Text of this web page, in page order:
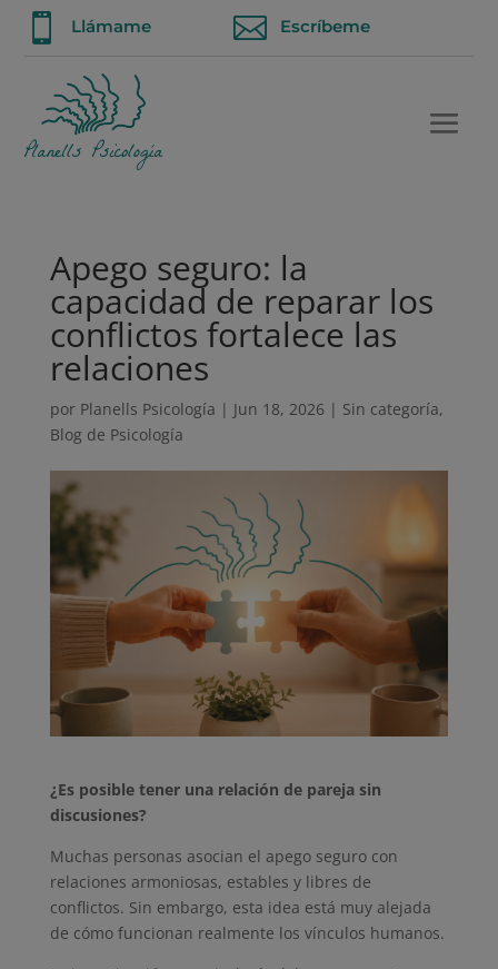
 Llámame  Escríbeme
Apego seguro: la
capacidad de reparar los
conflictos fortalece las
relaciones
por Planells Psicología | Jun 18, 2026 | Sin categoría,
Blog de Psicología
¿Es posible tener una relación de pareja sin
discusiones?
Muchas personas asocian el apego seguro con
relaciones armoniosas, estables y libres de
conflictos. Sin embargo, esta idea está muy alejada
de cómo funcionan realmente los vínculos humanos.